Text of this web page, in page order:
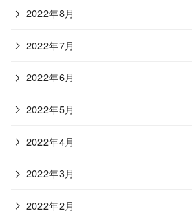
2022年8月
2022年7月
2022年6月
2022年5月
2022年4月
2022年3月
2022年2月